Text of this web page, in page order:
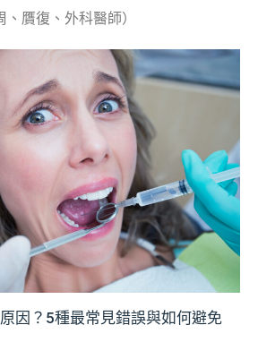
贋復、外科醫師）
因？5種最常見錯誤與如何避免